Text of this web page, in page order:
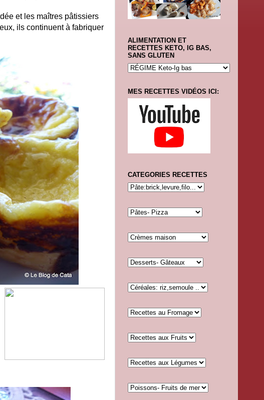
et les maîtres pâtissiers
ils continuent à fabriquer
ALIMENTATION ET
RECETTES KETO, IG BAS,
SANS GLUTEN
MES RECETTES VIDÉOS ICI:
CATEGORIES RECETTES